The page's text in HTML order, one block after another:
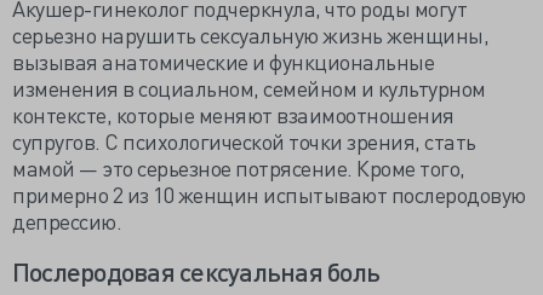
Акушер-гинеколог подчеркнула, что роды могут
серьезно нарушить сексуальную жизнь женщины,
вызывая анатомические и функциональные
изменения в социальном, семейном и культурном
контексте, которые меняют взаимоотношения
супругов. С психологической точки зрения, стать
мамой — это серьезное потрясение. Кроме того,
примерно 2 из 10 женщин испытывают послеродовую
депрессию.
Послеродовая сексуальная боль